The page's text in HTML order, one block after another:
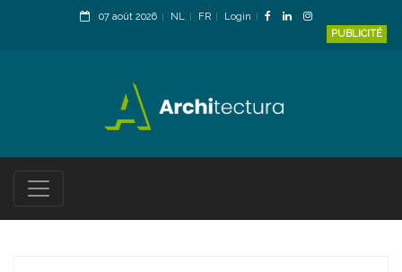
07 août 2026 NL FR
Login
PUBLICITÉ